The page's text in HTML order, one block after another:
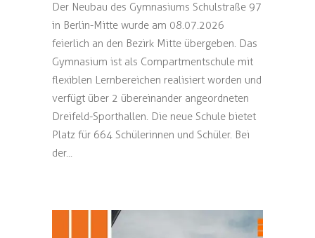
Der Neubau des Gymnasiums Schulstraße 97
in Berlin-Mitte wurde am 08.07.2026
feierlich an den Bezirk Mitte übergeben. Das
Gymnasium ist als Compartmentschule mit
flexiblen Lernbereichen realisiert worden und
verfügt über 2 übereinander angeordneten
Dreifeld-Sporthallen. Die neue Schule bietet
Platz für 664 Schülerinnen und Schüler. Bei
der...